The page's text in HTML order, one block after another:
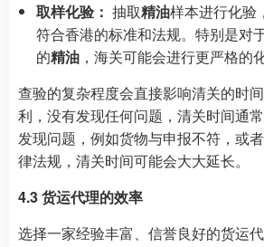
取样化验： 抽取精油样本进行化验
符合香港的标准和法规。特别是对
的精油 ，海关可能会进行更严格的化
查验的复杂程度会直接影响清关的时
利，没有发现任何问题，清关时间通
发现问题，例如货物与申报不符，或
律法规，清关时间可能会大大延长。
4.3 货运代理的效率
选择一家经验丰富、信誉良好的货运